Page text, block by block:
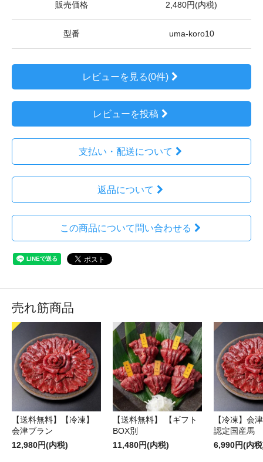
販売価格 2,480円(内税)
型番 uma-koro10
レビューを見る(0件)
レビューを投稿
支払い・配送について
返品について
この商品について問い合わせる
売れ筋商品
【送料無料】【冷凍】
会津ブラン
12,980円(内税)
【送料無料】 【ギフト
BOX別
11,480円(内税)
【冷凍】会
認定国産馬
6,990円(内